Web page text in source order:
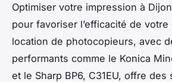
Optimiser votre impression à
pour favoriser l’efficacité de
location de photocopieurs, avec
performants comme le Konica
et le Sharp BP6, C31EU, offre des